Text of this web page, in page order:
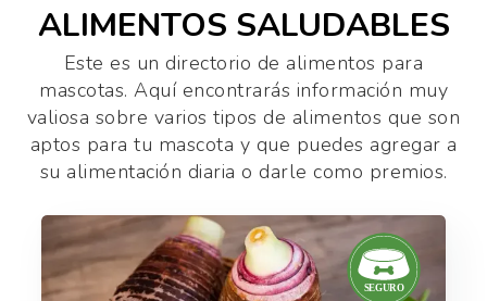
ALIMENTOS SALUDABLES
Este es un directorio de alimentos para
mascotas. Aquí encontrarás información muy
valiosa sobre varios tipos de alimentos que son
aptos para tu mascota y que puedes agregar a
su alimentación diaria o darle como premios.